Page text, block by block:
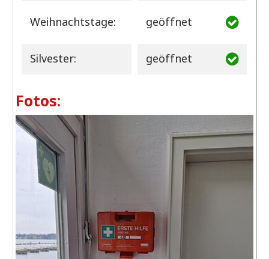
Weihnachtstage: geöffnet
Silvester: geöffnet
Fotos: